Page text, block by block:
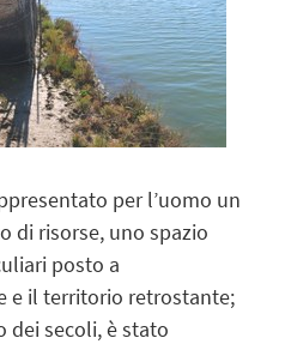
per l’uomo un
di risorse, uno spazio
posto a
e il territorio retrostante;
dei secoli, è stato